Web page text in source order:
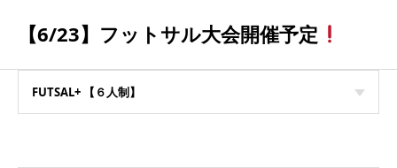
【6/23】フットサル大会開催予定
FUTSAL+ 【６人制】